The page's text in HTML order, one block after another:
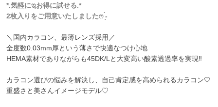
*.気軽にಇお得に試せる.*
2枚入りをご用意いたしましたෆ ̖́-
＼国内カラコン、最薄レンズ採用／
全度数0.03mm厚という薄さで快適なつけ心地
HEMA素材でありながらも45DK/Lと大変高い酸素透過率を実現‼
カラコン選びの悩みを解決し、自己肯定感を高められるカラコン🤍
重盛さと美さんイメージモデル♡